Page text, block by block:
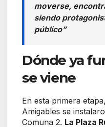
moverse,
siendo
público”
Dónde ya
se viene
En esta primera
Amigables se
Comuna 2. La Plaza